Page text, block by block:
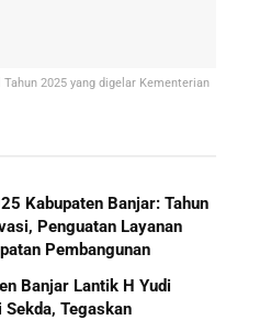
2025 yang digelar Kementerian
Kabupaten Banjar: Tahun
Penguatan Layanan
Pembangunan
Banjar Lantik H Yudi
Tegaskan